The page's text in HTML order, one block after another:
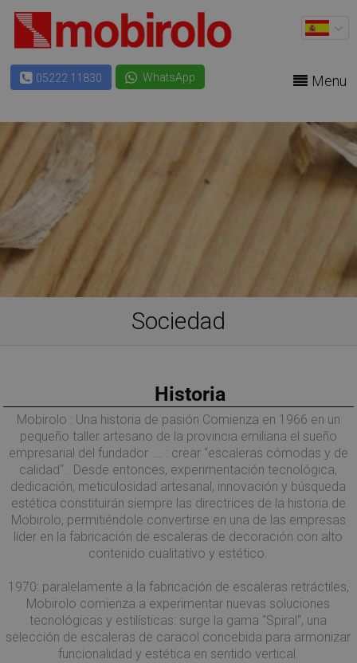
05222 11830 WhatsApp Menu
Sociedad
Historia
Mobirolo : Una historia de pasión Comienza en 1966 en un
pequeño taller artesano de la provincia emiliana el sueño
empresarial del fundador …. : crear “escaleras cómodas y de
calidad“ . Desde entonces, experimentación tecnológica,
dedicación, meticulosidad artesanal, innovación y búsqueda
estética constituirán siempre las directrices de la historia de
Mobirolo, permitiéndole convertirse en una de las empresas
líder en la fabricación de escaleras de decoración con alto
contenido cualitativo y estético.
1970: paralelamente a la fabricación de escaleras retráctiles,
Mobirolo comienza a experimentar nuevas soluciones
tecnológicas y estilísticas: surge la gama “Spiral“, una
selección de escaleras de caracol concebida para armonizar
funcionalidad y estética en sentido vertical.